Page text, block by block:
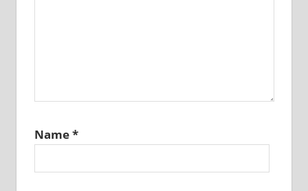
Name*